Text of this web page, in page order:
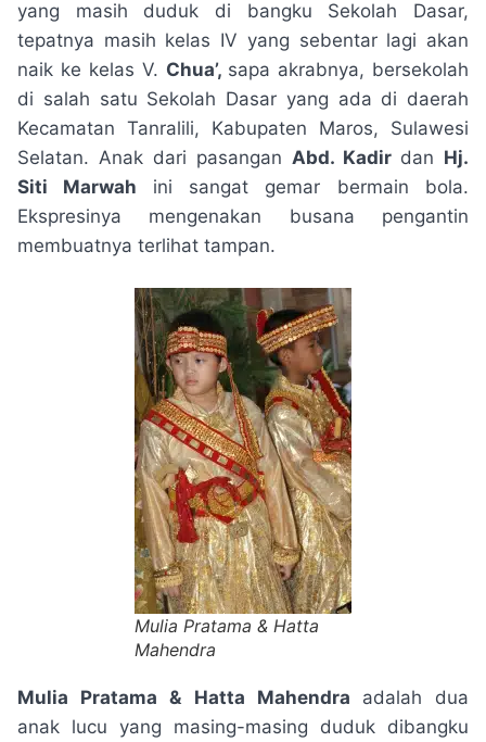
yang masih duduk di bangku Sekolah Dasar,
tepatnya masih kelas IV yang sebentar lagi akan
naik ke kelas V. Chua’, sapa akrabnya, bersekolah
di salah satu Sekolah Dasar yang ada di daerah
Kecamatan Tanralili, Kabupaten Maros, Sulawesi
Selatan. Anak dari pasangan Abd. Kadir dan Hj.
Siti Marwah ini sangat gemar bermain bola.
Ekspresinya mengenakan busana pengantin
membuatnya terlihat tampan.
Mulia Pratama & Hatta
Mahendra
Mulia Pratama & Hatta Mahendra adalah dua
anak lucu yang masing-masing duduk dibangku